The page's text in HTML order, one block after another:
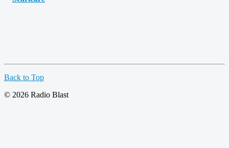
Back to Top
© 2026 Radio Blast